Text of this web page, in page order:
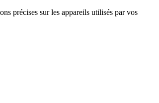
précises sur les appareils utilisés par vos